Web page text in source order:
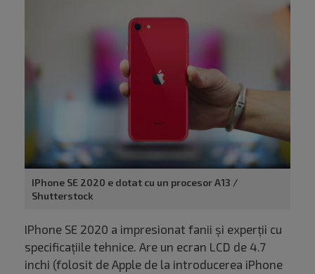
IPhone SE 2020 e dotat cu un procesor A13 /
Shutterstock
IPhone SE 2020 a impresionat fanii și experții cu
specificațiile tehnice. Are un ecran LCD de 4.7
inchi (folosit de Apple de la introducerea iPhone